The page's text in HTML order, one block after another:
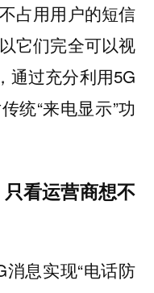
占用用户的短信
它们完全可以视
通过充分利用5G
统“来电显示”功
看运营商想不
息实现“电话防